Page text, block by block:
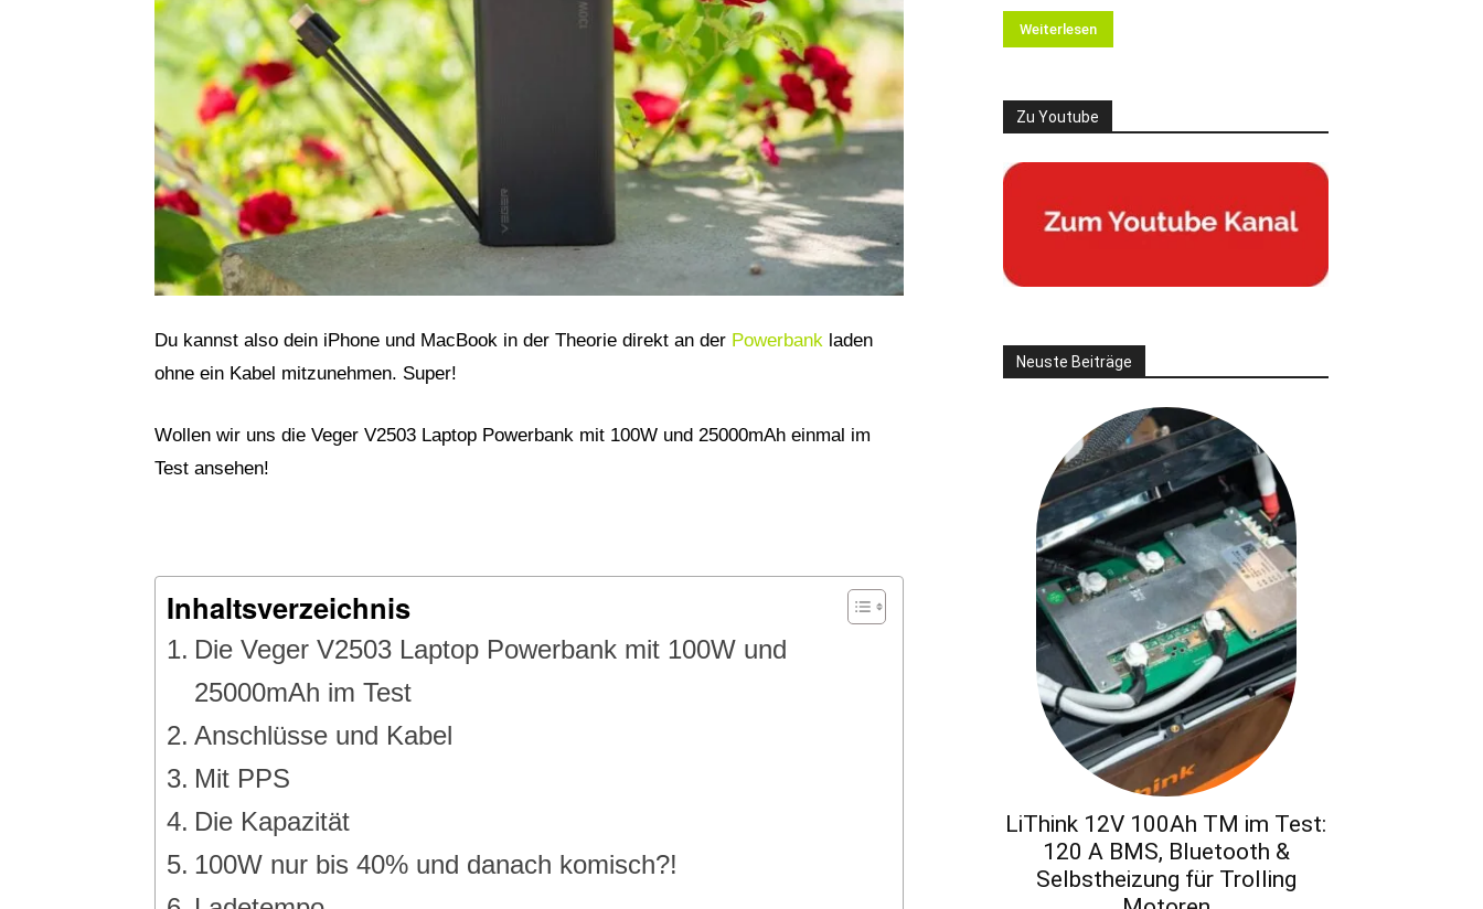
Du kannst also dein iPhone und MacBook in der Theorie direkt an der Powerbank laden
ohne ein Kabel mitzunehmen. Super!
Wollen wir uns die Veger V2503 Laptop Powerbank mit 100W und 25000mAh einmal im
Test ansehen!
Inhaltsverzeichnis
Die Veger V2503 Laptop Powerbank mit 100W und
25000mAh im Test
Anschlüsse und Kabel
Mit PPS
Die Kapazität
100W nur bis 40% und danach komisch?!
Weiterlesen
Zu Youtube
Neuste Beiträge
LiThink 12V 100Ah TM im Test:
120 A BMS, Bluetooth &
Selbstheizung für Trolling